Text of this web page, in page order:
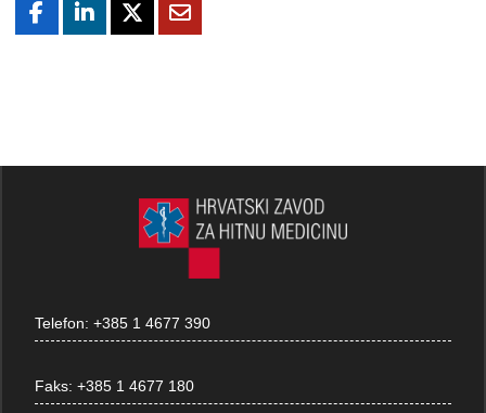
Telefon:+385 1 4677 390
Faks:+385 1 4677 180